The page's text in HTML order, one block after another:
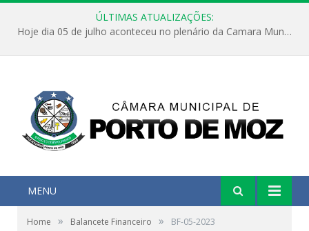
ÚLTIMAS ATUALIZAÇÕES:
Hoje dia 05 de julho aconteceu no plenário da Camara Municipal de Porto de Moz a Sessão Solene de Abertura dos Trabalhos Legislativos 2º Período da 23ª Legislatura
MENU
Home » Balancete Financeiro » BF-05-2023